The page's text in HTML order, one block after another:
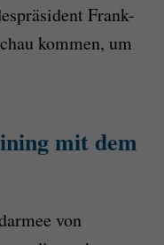
Frank-
kommen, um
mit dem
von